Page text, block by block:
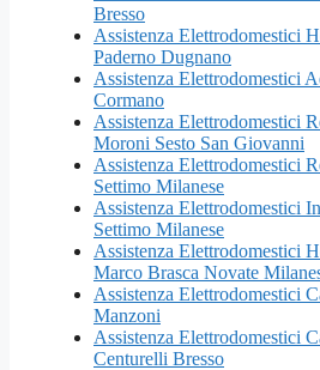
Bresso
Assistenza Elettrodomestici
Paderno Dugnano
Assistenza Elettrodomestici
Cormano
Assistenza Elettrodomestici
Moroni Sesto San Giovanni
Assistenza Elettrodomestici
Settimo Milanese
Assistenza Elettrodomestici
Settimo Milanese
Assistenza Elettrodomestici
Marco Brasca Novate
Assistenza Elettrodomestici
Manzoni
Assistenza Elettrodomestici
Centurelli Bresso